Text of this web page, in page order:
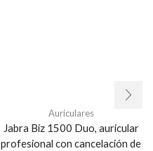
Auriculares
Jabra Biz 1500 Duo, auricular
profesional con cancelación de